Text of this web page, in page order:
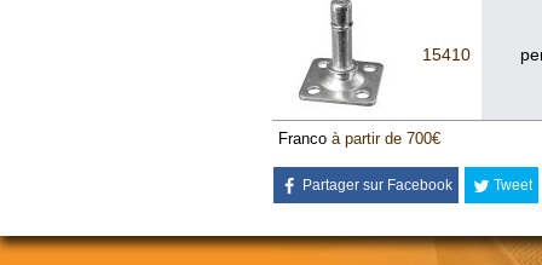
15410
Franco à partir de 700€
Partager sur Facebook Tweet